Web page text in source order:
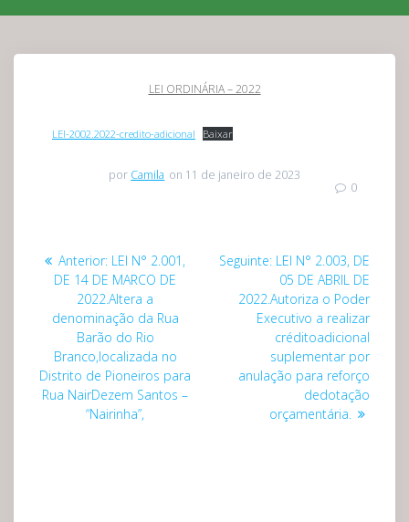
LEI ORDINÁRIA – 2022
LEI-2002.2022-credito-adicional Baixar
por Camila on 11 de janeiro de 2023
0
Navegação
Post
Anterior: Post
anterior:
LEI N° 2.001,
DE 14 DE MARCO DE
2022.Altera a
denominação da Rua
Barão do Rio
Branco,localizada no
Distrito de Pioneiros para
Rua NairDezem Santos –
“Nairinha”,
Seguinte: Post
seguinte:
LEI N° 2.003, DE
05 DE ABRIL DE
2022.Autoriza o Poder
Executivo a realizar
créditoadicional
suplementar por
anulação para reforço
dedotação
orçamentária.